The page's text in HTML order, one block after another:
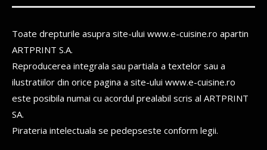
Toate drepturile asupra site-ului www.e-cuisine.ro apartin
ARTPRINT S.A.
Reproducerea integrala sau partiala a textelor sau a
ilustratiilor din orice pagina a site-ului www.e-cuisine.ro
este posibila numai cu acordul prealabil scris al ARTPRINT
SA.
Pirateria intelectuala se pedepseste conform legii.